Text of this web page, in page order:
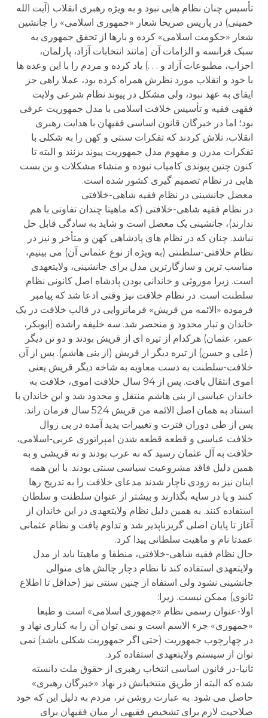
تأسیس چنان نظام هایی نبود و به ویژه رهبری انقلاب (آیت الله
خمینی) در پاریس صریحا شعار «جمهوری اسلامی» را جانشین
شعار «حکومت اسلامی» کرده و بارها از تحقق جمهوری به
سبک فرانسه و الزامات آن (مانند انتخابات آزاد، پارلمان،
احزاب، مطبوعات آزاد و . . .) یاد کرده و مردم را با این وعده ها
با خود و انقلاب مورد نظرش همراه کرده بود، عملا راهی جز
ایفای به عهد نبود، ولی مشکل در پیوند نظام شرعی ولایت
فقهی فقیه و تأسیس خلافت اسلامی با مدل جمهوریت عرفی
بود؛ اما در خبرگان قانون اساسی فقیهان با هدایت رهبری
انقلاب، تلاش کردند که تفکرات سنتی و کهن را به شکلی با
تفکرات مدرن و مفهوم مدل جمهوریت پیوند بزنند و البته تا
کنون چنین پیوندی کامیاب نبوده و منشاء مشکلات و بن بست
هایی در نظام تصمیم گیری کشور شده است.
معضل جانشینی در نظام فقیه شاهی-خلافتی
در نظام فقیه شاهی-خلافتی (که ماهیتا چندان تفاوتی با هم
ندارند)، جانشینی یک معضل است و شاید به سادگی قابل حل
نباشد. چنان که در نظام های پادشاهی کهن و متأخر و نیز در
نظام خلافتی-سلطنتی (به ویژه از نوع عثمانی آن) می بینیم،
مناسب ترین و سازگارترین مدل برای جانشینی، ولایتعهدی
است. زیرا موروثی و خاندانی بودن پادشاه اصل کانونی نظام
سلطنت است. در نظام خلافت نیز وقتی ادعا شد که پیامبر
فرموده «الائمه من قریش» فرمانروایی در قالب خلافت در یک
خاندان و تبار محدود و منحصر شد. سه خلیفه راشده (ابوبکر،
عمر، عثمان) هرکدام از تیره ای از قریش بودند و دو تن دیگر
(علی و حسن) از تیره دیگر از قریش (از بنی هاشم). پس از آن
خلافت-سلطنت به دست معاویه به شاخه دیگر قریش یعنی
اموی انتقال یافت. پس از 94 سال خلافت اموی، خلافت به
خاندان عباسی از بنی هاشم منتقل و محدود شد و این خاندان با
استناد به همان اصل الائمه من قریش 524 سال فرمان راند.
پس از طی دوران فترت و تغییرات پدید آمده در پی زوال
خلافت عباسی و قطعه قطعه شدن امپراتوری عربی-اسلامی،
خلافت به آل عثمان رسید که نه عرب بودند و نه قریشی و به
همین دلیل فاقد مشروعیت سیاسی سنتی بودند. با این همه
اینان نیز به زودی ناچار شدند مدعای خلافت را به تدریج رها
کنند و یا در سایه بگذارند و بیشتر از عنوان سلطنت و سلطان
استفاده کنند. به همین دلیل نظام ولایتعهدی در این خاندان از
آغاز تا پایان اصلی گریزناپذیر شد و تداوم یافت و نظام عثمانی
عمدتا نام و ماهیت سلطانی پیدا کرد.
حال نظام فقیه شاهی-خلافتی، منطقا و ماهیتا باید از مدل
ولایتعهدی استفاده کند تا نظام دچار چالش های متوالی
جانشینی نشود ولی استفاه از چنین سنتی نیز (حداقل تا اطلاع
ثانوی) ممکن نیست. زیرا:
اولا-عنوان رسمی نظام «جمهوری اسلامی» است و طبعا
«جمهوری» جزء الاسم است و نمی توان آن را به کناری نهاد و
در چهارچوب جمهوریت (حتی اگر جمهوریت شکلی باشد) نمی
توان از سیستم ولایتعهدی استفاده کرد.
ثانیا-در قانون اساسی انتخاب رهبری از حقوق ملت دانسته
شده که البته از طریق منتخبانش در نهاد «خبرگان رهبری»
حاصل می شود. به عبارت روشن تر، مردم به دلیل این که خود
صلاحیت لازم برای تشخیص فقیهی از میان فقیهان برای